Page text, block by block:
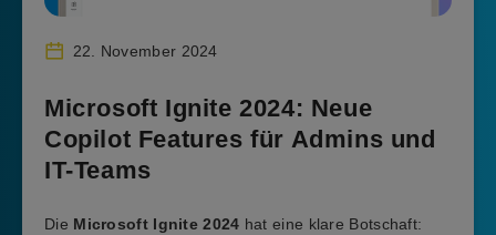
22. November 2024
Microsoft Ignite 2024: Neue
Copilot Features für Admins und
IT-Teams
Die Microsoft Ignite 2024 hat eine klare Botschaft: